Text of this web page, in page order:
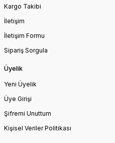
Kargo Takibi
İletişim
İletişim Formu
Sipariş Sorgula
Üyelik
Yeni Üyelik
Üye Girişi
Şifremi Unuttum
Kişisel Veriler Politikası